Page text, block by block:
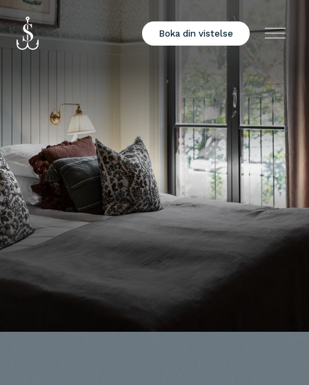
Boka din vistelse Meny